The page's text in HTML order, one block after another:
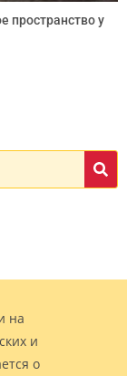
пространство у
на
и
о